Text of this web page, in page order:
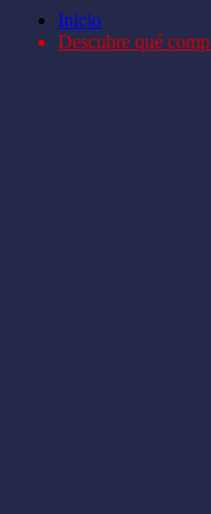
Inicio
Descubre qué